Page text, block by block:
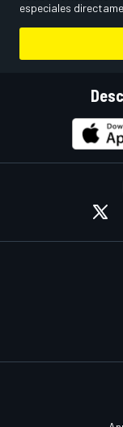
especiales